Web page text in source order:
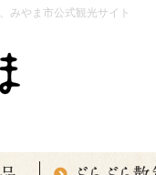
みやま市公式観光サイト